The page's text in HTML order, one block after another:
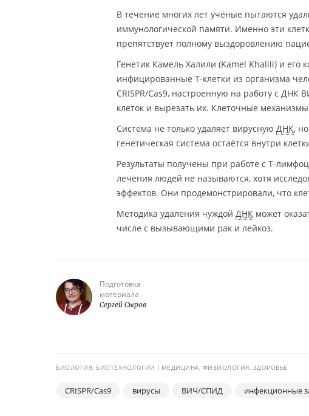
В течение многих лет учёные пытаются
иммунологической памяти. Именно эти
препятствует полному выздоровлению
Генетик Камель Халили (Kamel Khalili) и его
инфицированные Т-клетки из организма
CRISPR/Cas9, настроенную на работу с
клеток и вырезать их. Клеточные
Система не только удаляет вирусную ДНК,
генетическая система остаётся внутри
Результаты получены при работе с Т-
лечения людей не называются, хотя
эффектов. Они продемонстрировали, что
Методика удаления чуждой ДНК может
числе с вызывающими рак и лейкоз.
Подготовка
материала
Сергей Сыров
БИОЛОГИЯ, БИОТЕХНОЛОГИИ МЕДИЦИНА, ФИЗИОЛОГИЯ, ЗДОРОВЬЕ
CRISPR/Cas9 вирусы ВИЧ/СПИД инфекционные